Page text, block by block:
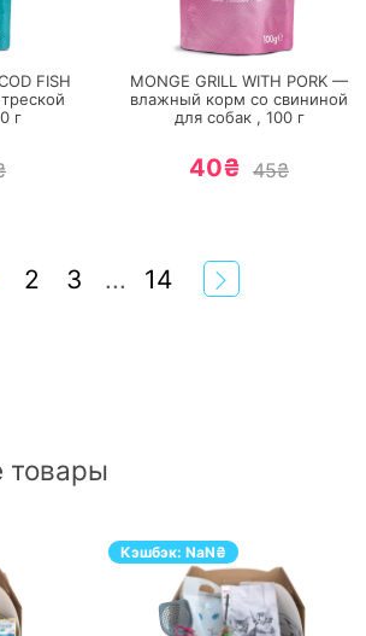
FISH
г
ПЕРЕЙТИ
MONGE GRILL WITH PORK —
влажный корм со свининой
для собак , 100г
40₴ 45₴
2 3 ... 14
товары
Кэшбэк: NaN₴